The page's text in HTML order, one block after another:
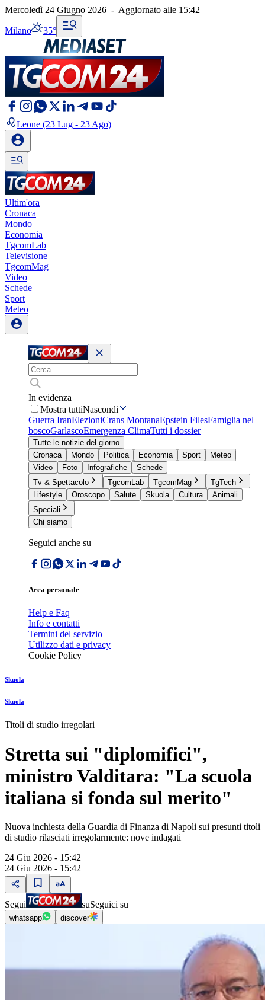
Mercoledì 24 Giugno 2026 - Aggiornato alle 15:42
Milano 35°
Leone (23 Lug - 23 Ago)
Ultim'ora
Cronaca
Mondo
Economia
TgcomLab
Televisione
TgcomMag
Video
Schede
Sport
Meteo
In evidenza
Mostra tuttiNascondi
Guerra IranElezioniCrans MontanaEpstein FilesFamiglia nel
boscoGarlascoEmergenza ClimaTutti i dossier
Tutte le notizie del giorno
Cronaca
Mondo Politica Economia Sport
Meteo
Video
Foto Infografiche
Schede
Tv & Spettacolo
TgcomLab TgcomMag
TgTech
Lifestyle
Oroscopo Salute Skuola Cultura
Animali
Speciali
Chi siamo
Seguici anche su
Area personale
Help e Faq
Info e contatti
Termini del servizio
Utilizzo dati e privacy
Cookie Policy
Skuola
Skuola
Titoli di studio irregolari
Stretta sui "diplomifici",
ministro Valditara: "La scuola
italiana si fonda sul merito"
Nuova inchiesta della Guardia di Finanza di Napoli sui presunti titoli
di studio rilasciati irregolarmente: nove indagati
24 Giu 2026 - 15:42
24 Giu 2026 - 15:42
Segui suSeguici su
whatsapp discover